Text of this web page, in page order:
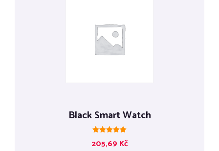
Black Smart Watch
5.00
205,69 Kč